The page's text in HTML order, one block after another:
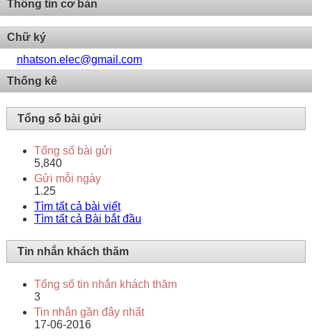
Thông tin cơ bản
Chữ ký
nhatson.elec@gmail.com
Thống kê
Tổng số bài gửi
Tổng số bài gửi
5,840
Gửi mỗi ngày
1.25
Tìm tất cả bài viết
Tìm tất cả Bài bắt đầu
Tin nhắn khách thăm
Tổng số tin nhắn khách thăm
3
Tin nhắn gần đây nhất
17-06-2016